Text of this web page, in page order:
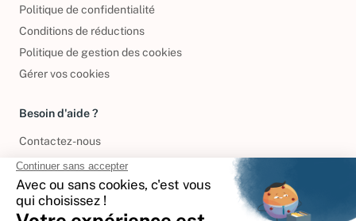
Politique de confidentialité
Conditions de réductions
Politique de gestion des cookies
Gérer vos cookies
Besoin d'aide ?
Contactez-nous
International